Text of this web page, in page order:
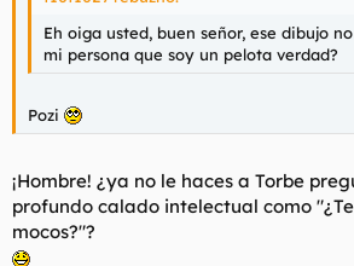
Eh oiga usted, buen señor, ese dibujo
mi persona que soy un pelota verdad?
Pozi
¡Hombre! ¿ya no le haces a Torbe
profundo calado intelectual como
mocos?"?